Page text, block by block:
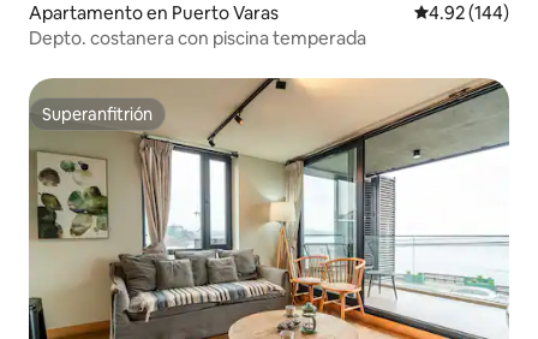
Apartamento en Puerto Varas Calificación
4.92 (144)
Depto. costanera con piscina temperada
Superanfitrión
Superanfitrión